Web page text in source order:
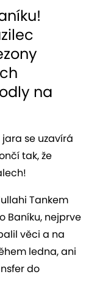
na
se uzavírá
tak, že
Tankem
Baníku, nejprve
věci a na
ledna, ani
do